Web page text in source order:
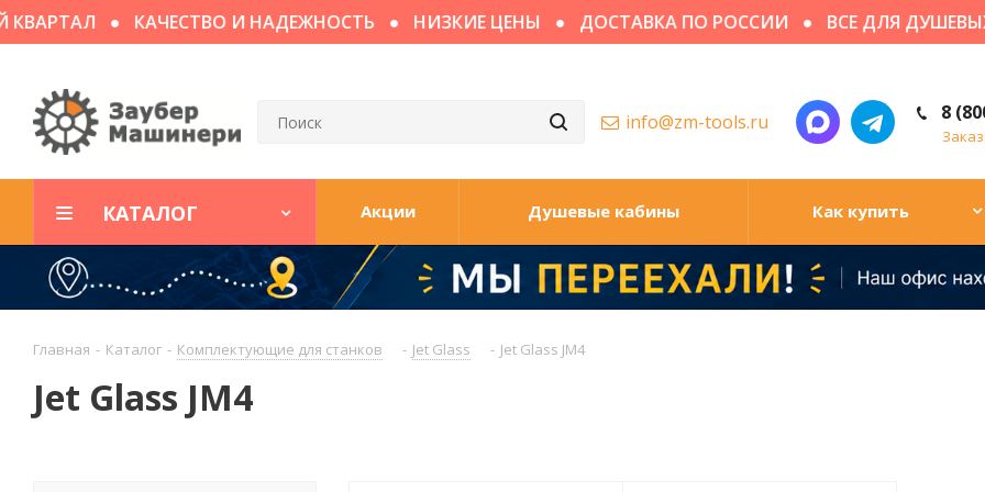
КАЧЕСТВО И НАДЕЖНОСТЬ НИЗКИЕ ЦЕНЫ ДОСТАВКА ПО РОССИИ ВСЕ ДЛЯ ДУШЕВЫХ
8
info@zm-tools.ru
КАТАЛОГ Акции Душевые кабины Как купить
Главная - Каталог - Комплектующие для станков - Jet Glass - Jet Glass JM4
Jet Glass JM4